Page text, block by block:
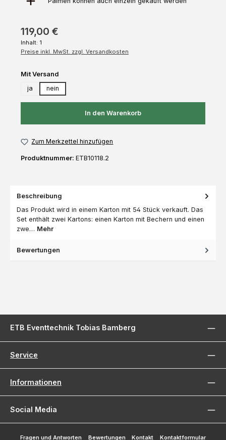
119,00 €
Inhalt: 1
Preise inkl. MwSt. zzgl. Versandkosten
Mit Versand
ja
nein
In den Warenkorb
Zum Merkzettel hinzufügen
Produktnummer: ETB10118.2
Beschreibung
Das Produkt wird in einem Karton mit 54 Stück verkauft. Das
Set enthält zwei Kartons: einen Karton mit Bechern und einen
zwe… Mehr
Bewertungen
ETB Eventtechnik Tobias Bamberg
Service
Informationen
Social Media
Fragen und Antworten Bewertungen Kontakt Kontaktformular